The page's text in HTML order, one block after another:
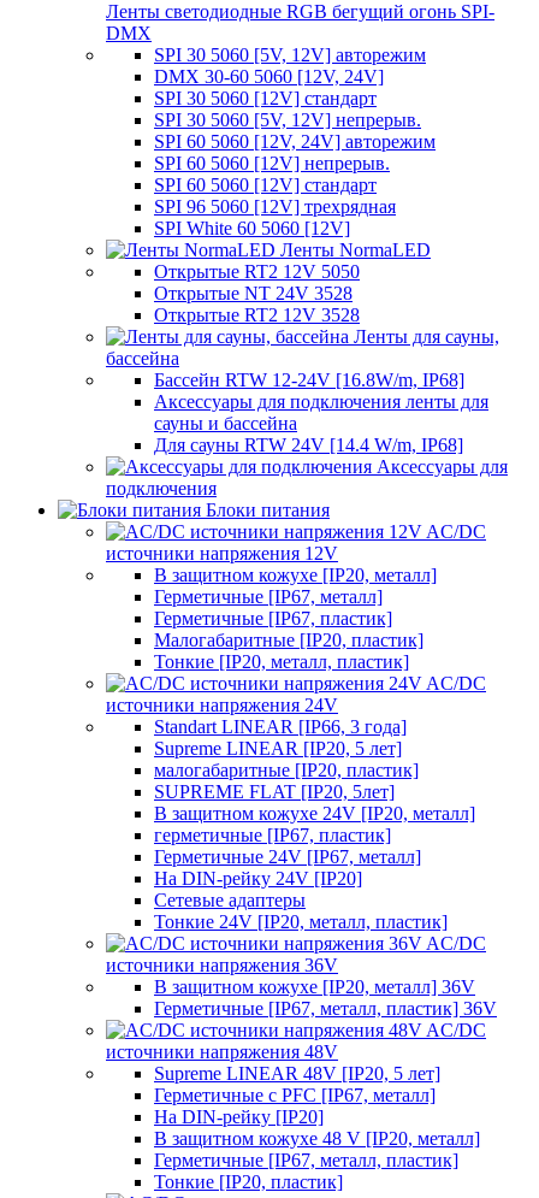
Ленты светодиодные RGB бегущий огонь SPI-
DMX
SPI 30 5060 [5V, 12V] авторежим
DMX 30-60 5060 [12V, 24V]
SPI 30 5060 [12V] стандарт
SPI 30 5060 [5V, 12V] непрерыв.
SPI 60 5060 [12V, 24V] авторежим
SPI 60 5060 [12V] непрерыв.
SPI 60 5060 [12V] стандарт
SPI 96 5060 [12V] трехрядная
SPI White 60 5060 [12V]
Ленты NormaLED
Открытые RT2 12V 5050
Открытые NT 24V 3528
Открытые RT2 12V 3528
Ленты для сауны,
бассейна
Бассейн RTW 12-24V [16.8W/m, IP68]
Аксессуары для подключения ленты для
сауны и бассейна
Для сауны RTW 24V [14.4 W/m, IP68]
Аксессуары для
подключения
Блоки питания
AC/DC
источники напряжения 12V
В защитном кожухе [IP20, металл]
Герметичные [IP67, металл]
Герметичные [IP67, пластик]
Малогабаритные [IP20, пластик]
Тонкие [IP20, металл, пластик]
AC/DC
источники напряжения 24V
Standart LINEAR [IP66, 3 года]
Supreme LINEAR [IP20, 5 лет]
малогабаритные [IP20, пластик]
SUPREME FLAT [IP20, 5лет]
В защитном кожухе 24V [IP20, металл]
герметичные [IP67, пластик]
Герметичные 24V [IP67, металл]
На DIN-рейку 24V [IP20]
Сетевые адаптеры
Тонкие 24V [IP20, металл, пластик]
AC/DC
источники напряжения 36V
В защитном кожухе [IP20, металл] 36V
Герметичные [IP67, металл, пластик] 36V
AC/DC
источники напряжения 48V
Supreme LINEAR 48V [IP20, 5 лет]
Герметичные с PFC [IP67, металл]
На DIN-рейку [IP20]
В защитном кожухе 48 V [IP20, металл]
Герметичные [IP67, металл, пластик]
Тонкие [IP20, пластик]